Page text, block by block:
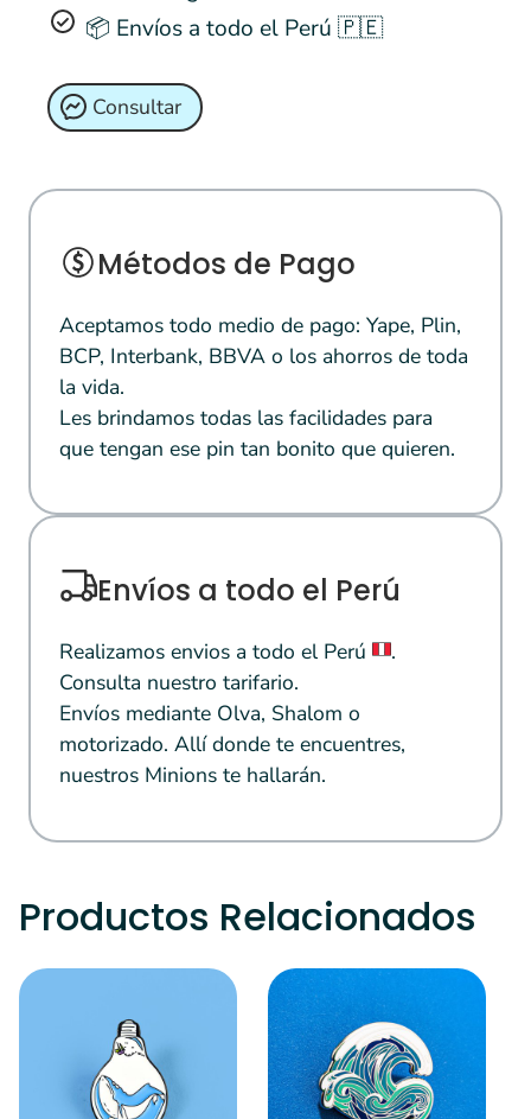
📦 Envíos a todo el Perú 🇵🇪
Consultar
Métodos de Pago
Aceptamos todo medio de pago: Yape, Plin,
BCP, Interbank, BBVA o los ahorros de toda
la vida.
Les brindamos todas las facilidades para
que tengan ese pin tan bonito que quieren.
Envíos a todo el Perú
Realizamos envios a todo el Perú
.
Consulta nuestro tarifario.
Envíos mediante Olva, Shalom o
motorizado. Allí donde te encuentres,
nuestros Minions te hallarán.
Productos Relacionados